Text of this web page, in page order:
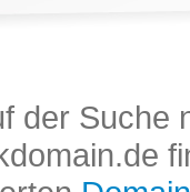
der Suche